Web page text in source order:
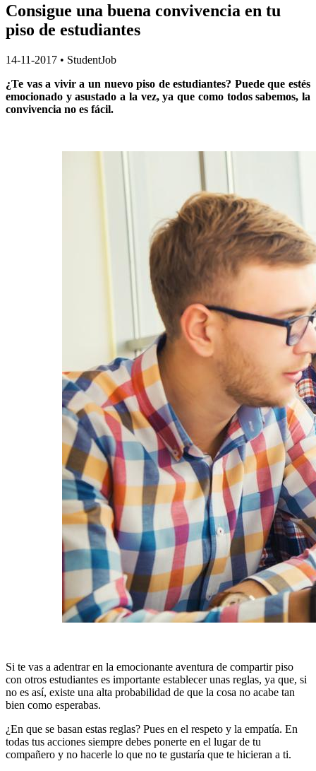
Consigue una buena convivencia en tu
piso de estudiantes
14-11-2017 • StudentJob
¿Te vas a vivir a un nuevo piso de estudiantes? Puede que estés
emocionado y asustado a la vez, ya que como todos sabemos, la
convivencia no es fácil.
Si te vas a adentrar en la emocionante aventura de compartir piso
con otros estudiantes es importante establecer unas reglas, ya que, si
no es así, existe una alta probabilidad de que la cosa no acabe tan
bien como esperabas.
¿En que se basan estas reglas? Pues en el respeto y la empatía. En
todas tus acciones siempre debes ponerte en el lugar de tu
compañero y no hacerle lo que no te gustaría que te hicieran a ti.